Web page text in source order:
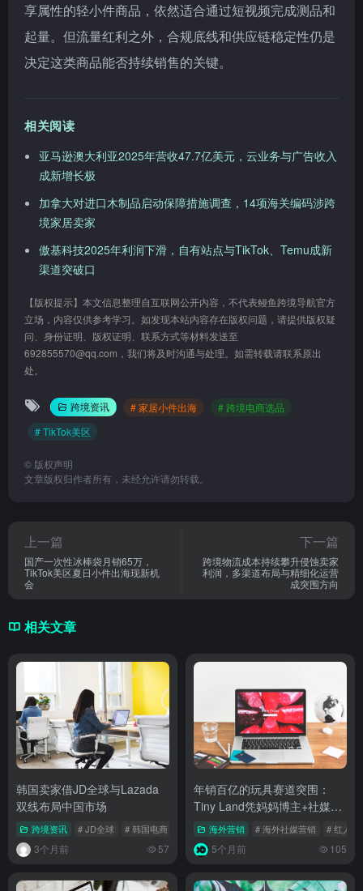
享属性的轻小件商品，依然适合通过短视频完成测品和
起量。但流量红利之外，合规底线和供应链稳定性仍是
决定这类商品能否持续销售的关键。
相关阅读
亚马逊澳大利亚2025年营收47.7亿美元，云业务与广告收入
成新增长极
加拿大对进口木制品启动保障措施调查，14项海关编码涉跨
境家居卖家
傲基科技2025年利润下滑，自有站点与TikTok、Temu成新
渠道突破口
【版权提示】本文信息整理自互联网公开内容，不代表鳗鱼跨境导航官方
立场，内容仅供参考学习。如发现本站内容存在版权问题，请提供版权疑
问、身份证明、版权证明、联系方式等材料发送至
692855570@qq.com，我们将及时沟通与处理。如需转载请联系原出
处。
跨境资讯 # 家居小件出海
# 跨境电商选品
# TikTok美区
© 版权声明
文章版权归作者所有，未经允许请勿转载。
上一篇
国产一次性冰棒袋月销65万，
TikTok美区夏日小件出海现新机
会
下一篇
跨境物流成本持续攀升侵蚀卖家
利润，多渠道布局与精细化运营
成突围方向
相关文章
韩国卖家借JD全球与Lazada
双线布局中国市场
跨境资讯 # JD全球 # 韩国电商 # 多平台运营
3个月前 57
年销百亿的玩具赛道突围：
Tiny Land凭妈妈博主+社媒种
草，登顶北美家庭市场
海外营销 # 海外社媒营销 # 红人营
5个月前 105